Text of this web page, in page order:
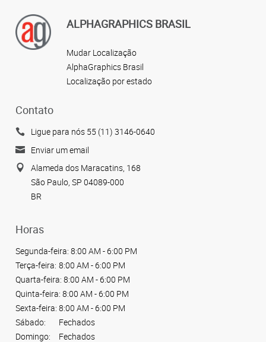
ALPHAGRAPHICS BRASIL
Mudar Localização
AlphaGraphics Brasil
Localização por estado
Contato
Ligue para nós 55 (11) 3146-0640
Enviar um email
Alameda dos Maracatins, 168
São Paulo, SP 04089-000
BR
Horas
Segunda-feira: 8:00 AM - 6:00 PM
Terça-feira: 8:00 AM - 6:00 PM
Quarta-feira: 8:00 AM - 6:00 PM
Quinta-feira: 8:00 AM - 6:00 PM
Sexta-feira: 8:00 AM - 6:00 PM
Sábado:
Fechados
Domingo:
Fechados